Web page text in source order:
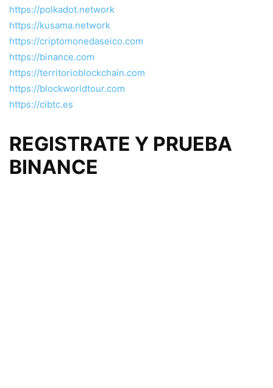
https://polkadot.network
https://kusama.network
https://criptomonedaseico.com
https://binance.com
https://territorioblockchain.com
https://blockworldtour.com
https://cibtc.es
REGISTRATE Y PRUEBA
BINANCE